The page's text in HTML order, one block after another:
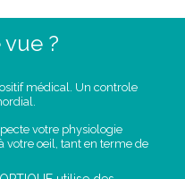
?
médical. Un controle
votre physiologie
votre oeil, tant en terme de